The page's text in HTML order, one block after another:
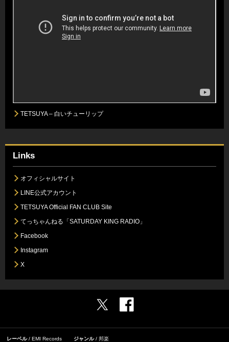
TETSUYA – 白いチューリップ
Links
オフィシャルサイト
LINE公式アカウント
TETSUYA Official FAN CLUB Site
てっちゃんねる「SATURDAY KING RADIO」
Facebook
Instagram
X
レーベル EMI Records ジャンル 邦楽